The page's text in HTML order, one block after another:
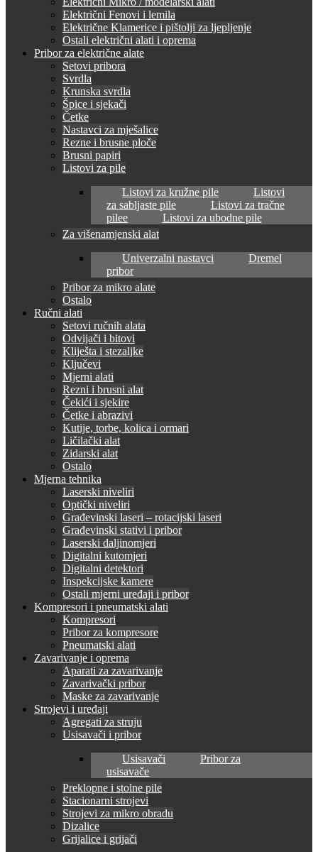
Električni Fenovi i lemila
Električne Klamerice i pištolji za ljepljenje
Ostali električni alati i oprema
Pribor za električne alate
Setovi pribora
Svrdla
Krunska svrdla
Špice i sjekači
Četke
Nastavci za mješalice
Rezne i brusne ploče
Brusni papiri
Listovi za pile
Listovi za kružne pile
Listovi
za sabljaste pile
Listovi za tračne
pilee
Listovi za ubodne pile
Za višenamjenski alat
Univerzalni nastavci
Dremel
pribor
Pribor za mikro alate
Ostalo
Ručni alati
Setovi ručnih alata
Odvijači i bitovi
Kliješta i stezaljke
Ključevi
Mjerni alati
Rezni i brusni alat
Čekići i sjekire
Četke i abrazivi
Kutije, torbe, kolica i ormari
Ličilački alat
Zidarski alat
Ostalo
Mjerna tehnika
Laserski niveliri
Optički niveliri
Građevinski laseri – rotacijski laseri
Građevinski stativi i pribor
Laserski daljinomjeri
Digitalni kutomjeri
Digitalni detektori
Inspekcijske kamere
Ostali mjerni uređaji i pribor
Kompresori i pneumatski alati
Kompresori
Pribor za kompresore
Pneumatski alati
Zavarivanje i oprema
Aparati za zavarivanje
Zavarivački pribor
Maske za zavarivanje
Strojevi i uređaji
Agregati za struju
Usisavači i pribor
Usisavači
Pribor za
usisavače
Preklopne i stolne pile
Stacionarni strojevi
Strojevi za mikro obradu
Dizalice
Grijalice i grijači